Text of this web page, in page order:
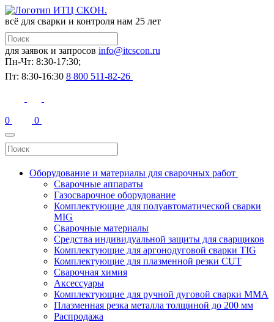
всё для сварки и контроля нам 25 лет
для заявок и запросов info@itcscon.ru
Пн-Чт: 8:30-17:30;
Пт: 8:30-16:30 8 800 511-82-26
0 0
Оборудование и материалы для сварочных работ
Сварочные аппараты
Газосварочное оборудование
Комплектующие для полуавтоматической сварки
MIG
Сварочные материалы
Средства индивидуальной защиты для сварщиков
Комплектующие для аргонодуговой сварки TIG
Комплектующие для плазменной резки CUT
Сварочная химия
Аксессуары
Комплектующие для ручной дуговой сварки MMA
Плазменная резка металла толщиной до 200 мм
Распродажа